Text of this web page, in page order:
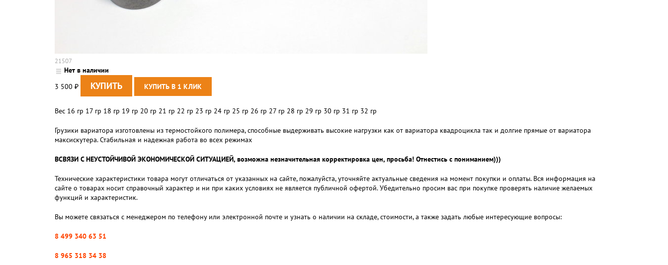
21507
Нет в наличии
3 500 ₽
Вес 16 гр 17 гр 18 гр 19 гр 20 гр 21 гр 22 гр 23 гр 24 гр 25 гр 26 гр 27 гр 28 гр 29 гр 30 гр 31 гр 32 гр
Грузики вариатора изготовлены из термостойкого полимера, способные выдерживать высокие нагрузки как от вариатора квадроцикла так и долгие прямые от вариатора
максискутера. Стабильная и надежная работа во всех режимах
ВСВЯЗИ С НЕУСТОЙЧИВОЙ ЭКОНОМИЧЕСКОЙ СИТУАЦИЕЙ, возможна незначительная корректировка цен, просьба! Отнестись с пониманием)))
Технические характеристики товара могут отличаться от указанных на сайте, пожалуйста, уточняйте актуальные сведения на момент покупки и оплаты. Вся информация на
сайте о товарах носит справочный характер и ни при каких условиях не является публичной офертой. Убедительно просим вас при покупке проверять наличие желаемых
функций и характеристик.
Вы можете связаться с менеджером по телефону или электронной почте и узнать о наличии на складе, стоимости, а также задать любые интересующие вопросы:
8 499 340 63 51
8 965 318 34 38